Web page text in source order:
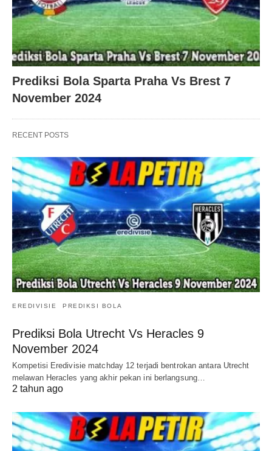
Prediksi Bola Sparta Praha Vs Brest 7
November 2024
RECENT POSTS
EREDIVISIE PREDIKSI BOLA
Prediksi Bola Utrecht Vs Heracles 9
November 2024
Kompetisi Eredivisie matchday 12 terjadi bentrokan antara Utrecht
melawan Heracles yang akhir pekan ini berlangsung…
2 tahun ago